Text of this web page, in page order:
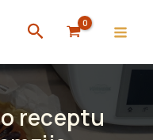
Search
receptu